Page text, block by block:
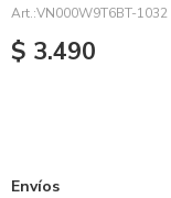
VN000W9T6BT-1032
$ 3.490
Envíos